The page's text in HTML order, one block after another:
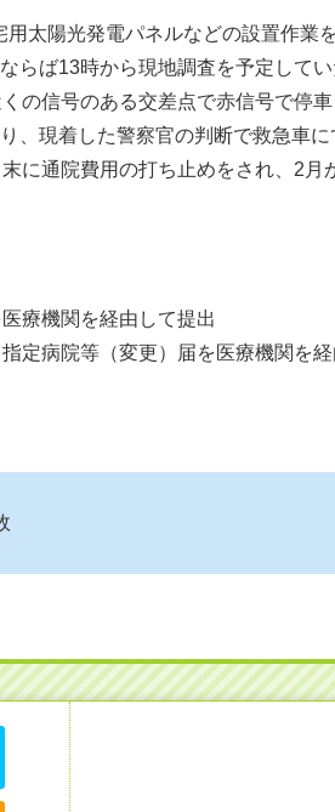
太陽光発電パネルなどの設置作
らば13時から現地調査を予定して
の信号のある交差点で赤信号で停
、現着した警察官の判断で救急車
に通院費用の打ち止めをされ、2月
療機関を経由して提出
定病院等（変更）届を医療機関を経